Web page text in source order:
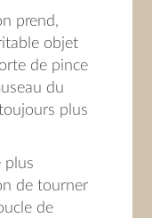
prend,
objet
de pince
du
plus
plus
de tourner
de